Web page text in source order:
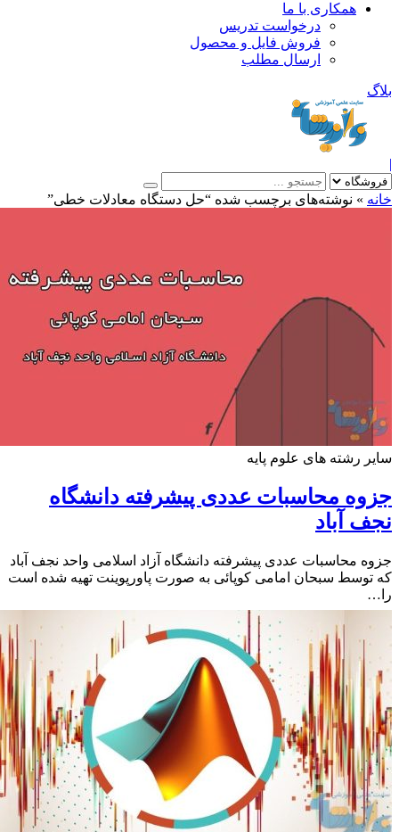
همکاری با ما
درخواست تدریس
فروش فایل و محصول
ارسال مطلب
»نوشته‌های برچسب شده “حل دستگاه معادلات خطی”
رشته های علوم پایه
محاسبات عددی پیشرفته دانشگاه
آباد
محاسبات عددی پیشرفته دانشگاه آزاد اسلامی واحد نجف آباد
سبحان امامی کوپائی به صورت پاورپوینت تهیه شده است